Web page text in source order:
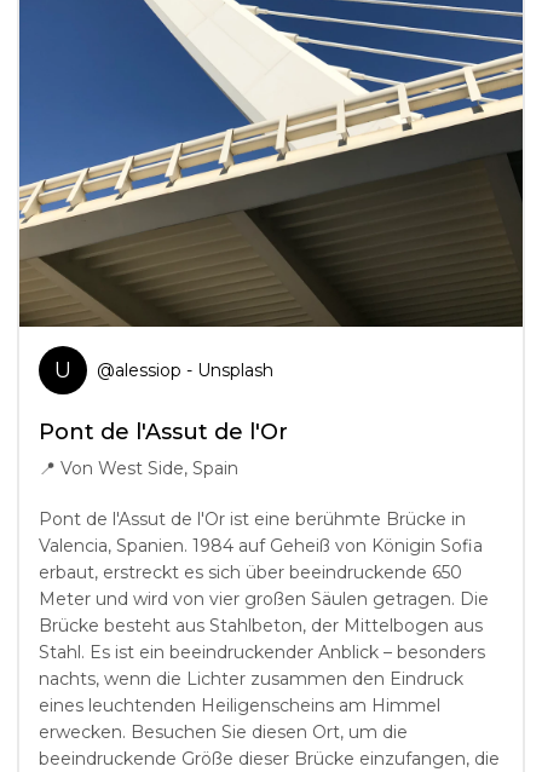
U @alessiop - Unsplash
Pont de l'Assut de l'Or
📍 Von West Side, Spain
Pont de l'Assut de l'Or ist eine berühmte Brücke in
Valencia, Spanien. 1984 auf Geheiß von Königin Sofia
erbaut, erstreckt es sich über beeindruckende 650
Meter und wird von vier großen Säulen getragen. Die
Brücke besteht aus Stahlbeton, der Mittelbogen aus
Stahl. Es ist ein beeindruckender Anblick – besonders
nachts, wenn die Lichter zusammen den Eindruck
eines leuchtenden Heiligenscheins am Himmel
erwecken. Besuchen Sie diesen Ort, um die
beeindruckende Größe dieser Brücke einzufangen, die